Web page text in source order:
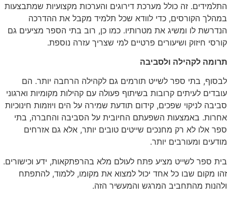
התלמידים. זה כולל מערכת דירוגים והערכות מקצועיות שמתבצעות
במהלך הקורסים, כדי לוודא שכל תלמיד מקבל את ההדרכה
הנדרשת לו ומשיג את מטרותיו. כמו כן, רוב בתי הספר מציעים גם
קורסי חיזוק ושיעורים פרטיים למי שצריך עזרה נוספת.
תרומה לקהילה ולסביבה
לבסוף, בתי ספר לשייט תורמים גם לקהילה הרחבה יותר. הם
עובדים לעיתים קרובות בשיתוף פעולה עם קהילות מקומיות וארגוני
סביבה לניקוי שפכים, קידום תודעת שמירה על הים ויוזמות חינוכיות
אחרות. באמצעות השפעתם החיובית על הסביבה והחברה, בתי
ספר אלו לא רק מחנכים שייטים טובים יותר, אלא גם אזרחים
מודעים ומעורבים יותר.
בית ספר לשייט מציע פתח לעולם מלא בהרפתקאות, ידע וכישורים.
זהו מקום שבו כל אחד יכול למצוא את מקומו, ללמוד, להתפתח
ולהנות מהתחביב המרגש והמעשיר הזה.